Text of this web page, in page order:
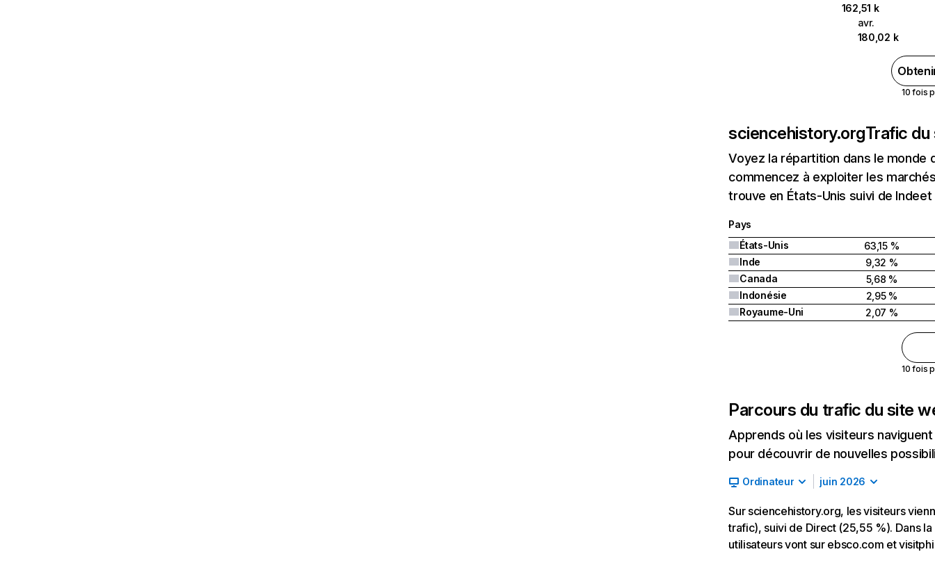
162,51 k
avr.
180,02 k
10 fois
sciencehistory.orgTrafic
Voyez la répartition dans le
commencez à exploiter les
trouve en États-Unis suivi de Indeet
Pays
États-Unis
63,15 %
Inde
9,32 %
Canada
5,68 %
Indonésie
2,95 %
Royaume-Uni
2,07 %
10 fois
Parcours du trafic du site
Apprends où les visiteurs
pour découvrir de nouvelles
Ordinateur juin 2026
Sur sciencehistory.org, les visiteurs
trafic), suivi de Direct (25,55 %). Dans
utilisateurs vont sur ebsco.com et